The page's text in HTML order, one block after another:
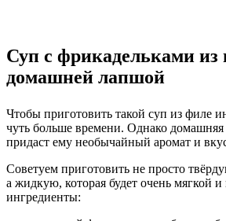
Суп с фрикадельками из
домашней лапшой
Чтобы приготовить такой суп из филе
чуть больше времени. Однако
придаст ему необычайный аромат и
Советуем приготовить не просто
а жидкую, которая будет очень мягкой
ингредиенты: